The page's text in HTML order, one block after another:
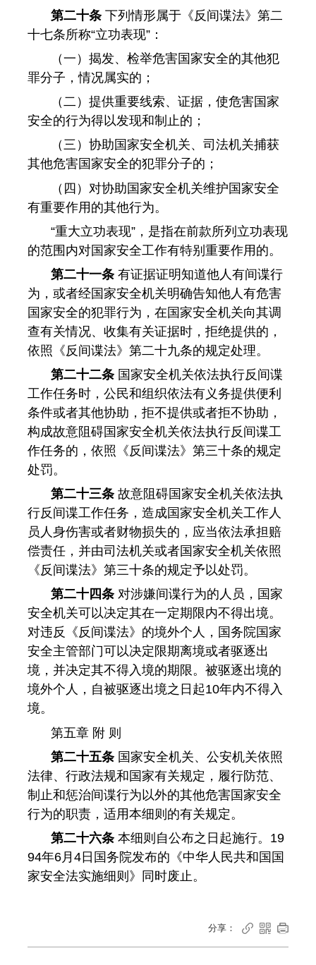
第二十条下列情形属于《反间谍法》第二
十七条所称“立功表现”：
（一）揭发、检举危害国家安全的其他犯
罪分子，情况属实的；
（二）提供重要线索、证据，使危害国家
安全的行为得以发现和制止的；
（三）协助国家安全机关、司法机关捕获
其他危害国家安全的犯罪分子的；
（四）对协助国家安全机关维护国家安全
有重要作用的其他行为。
“重大立功表现”，是指在前款所列立功表现
的范围内对国家安全工作有特别重要作用的。
第二十一条有证据证明知道他人有间谍行
为，或者经国家安全机关明确告知他人有危害
国家安全的犯罪行为，在国家安全机关向其调
查有关情况、收集有关证据时，拒绝提供的，
依照《反间谍法》第二十九条的规定处理。
第二十二条国家安全机关依法执行反间谍
工作任务时，公民和组织依法有义务提供便利
条件或者其他协助，拒不提供或者拒不协助，
构成故意阻碍国家安全机关依法执行反间谍工
作任务的，依照《反间谍法》第三十条的规定
处罚。
第二十三条故意阻碍国家安全机关依法执
行反间谍工作任务，造成国家安全机关工作人
员人身伤害或者财物损失的，应当依法承担赔
偿责任，并由司法机关或者国家安全机关依照
《反间谍法》第三十条的规定予以处罚。
第二十四条对涉嫌间谍行为的人员，国家
安全机关可以决定其在一定期限内不得出境。
对违反《反间谍法》的境外个人，国务院国家
安全主管部门可以决定限期离境或者驱逐出
境，并决定其不得入境的期限。被驱逐出境的
境外个人，自被驱逐出境之日起10年内不得入
境。
第五章 附 则
第二十五条国家安全机关、公安机关依照
法律、行政法规和国家有关规定，履行防范、
制止和惩治间谍行为以外的其他危害国家安全
行为的职责，适用本细则的有关规定。
第二十六条本细则自公布之日起施行。19
94年6月4日国务院发布的《中华人民共和国国
家安全法实施细则》同时废止。
分享：   